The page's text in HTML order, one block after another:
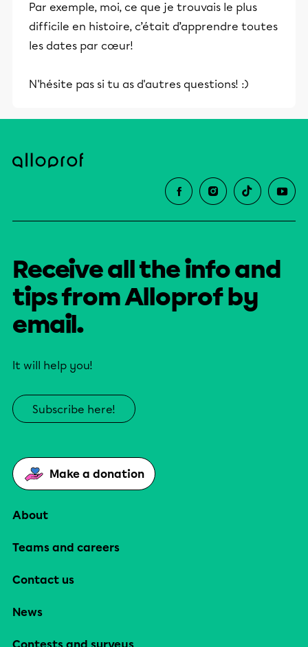
Par exemple, moi, ce que je trouvais le plus
difficile en histoire, c’était d’apprendre toutes
les dates par cœur!
N'hésite pas si tu as d'autres questions! :)
Receive all the info and
tips from Alloprof by
email.
It will help you!
Subscribe here!
Make a donation
About
Teams and careers
Contact us
News